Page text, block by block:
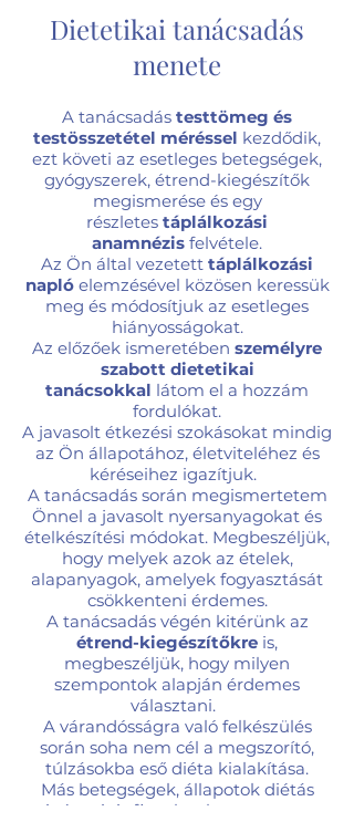
Dietetikai tanácsadás
menete
A tanácsadás testtömeg és
testösszetétel méréssel kezdődik,
ezt követi az esetleges betegségek,
gyógyszerek, étrend-kiegészítők
megismerése és egy
részletes táplálkozási
anamnézis felvétele.
Az Ön által vezetett táplálkozási
naplóelemzésével közösen keressük
meg és módosítjuk az esetleges
hiányosságokat.
Az előzőek ismeretében személyre
szabott dietetikai
tanácsokkal látom el a hozzám
fordulókat.
A javasolt étkezési szokásokat mindig
az Ön állapotához, életviteléhez és
kéréseihez igazítjuk.
A tanácsadás során megismertetem
Önnel a javasolt nyersanyagokat és
ételkészítési módokat. Megbeszéljük,
hogy melyek azok az ételek,
alapanyagok, amelyek fogyasztását
csökkenteni érdemes.
A tanácsadás végén kitérünk az
étrend-kiegészítőkre is,
megbeszéljük, hogy milyen
szempontok alapján érdemes
választani.
A várandósságra való felkészülés
során soha nem cél a megszorító,
túlzásokba eső diéta kialakítása.
Más betegségek, állapotok diétás
igényeit is figyelembe veszem a